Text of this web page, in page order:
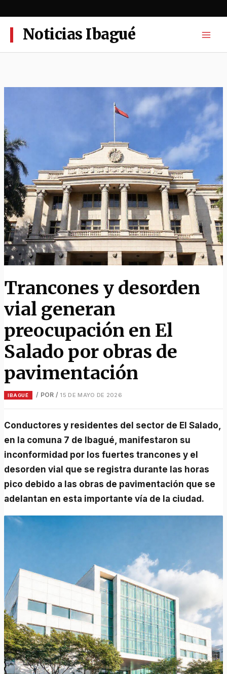
al
contenidoNoticias Ibagué
Trancones y desorden
vial generan
preocupación en El
Salado por obras de
pavimentación
IBAGUÉ / POR / 15 DE MAYO DE 2026
Conductores y residentes del sector de El Salado,
en la comuna 7 de Ibagué, manifestaron su
inconformidad por los fuertes trancones y el
desorden vial que se registra durante las horas
pico debido a las obras de pavimentación que se
adelantan en esta importante vía de la ciudad.